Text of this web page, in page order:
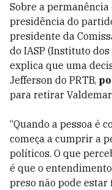
Sobre a
presidência do
presidente da
do IASP (Instituto
explica que uma
Jefferson do PRTB,
para retirar
“Quando a pessoa é
começa a cumprir a
políticos. O que
é que o
preso não pode estar